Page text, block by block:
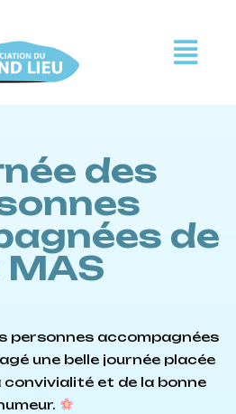
des
de
MAS
personnes accompagnées
une belle journée placée
convivialité et de la bonne